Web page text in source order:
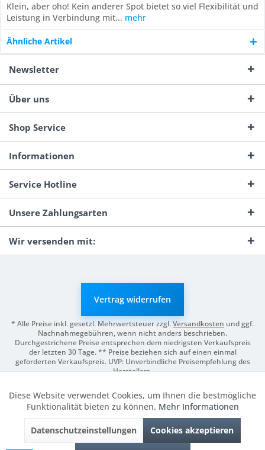
Klein, aber oho! Kein anderer Spot bietet so viel Flexibilität und
Leistung in Verbindung mit... mehr
Ähnliche Artikel
Newsletter
Über uns
Shop Service
Informationen
Service Hotline
Unsere Zahlungsarten
Wir versenden mit:
Vertrag widerrufen
* Alle Preise inkl. gesetzl. Mehrwertsteuer zzgl.Versandkosten und ggf.
Nachnahmegebühren, wenn nicht anders beschrieben.
Durchgestrichene Preise entsprechen dem niedrigsten Verkaufspreis
der letzten 30 Tage. ** Preise beziehen sich auf einen einmal
geforderten Verkaufspreis. UVP: Unverbindliche Preisempfehlung des
Herstellers.
Funktionale Aktiv
Marketing Inaktiv
Diese Website verwendet Cookies, um Ihnen die bestmögliche
Funktionalität bieten zu können. Mehr Informationen
Datenschutzeinstellungen Cookies akzeptieren